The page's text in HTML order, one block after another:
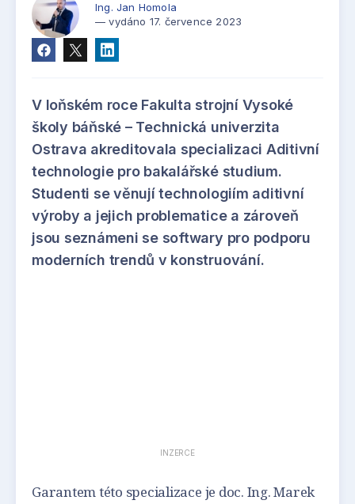
Ing. Jan Homola
— vydáno 17. července 2023
V loňském roce Fakulta strojní Vysoké
školy báňské – Technická univerzita
Ostrava akreditovala specializaci Aditivní
technologie pro bakalářské studium.
Studenti se věnují technologiím aditivní
výroby a jejich problematice a zároveň
jsou seznámeni se softwary pro podporu
moderních trendů v konstruování.
INZERCE
Garantem této specializace je doc. Ing. Marek